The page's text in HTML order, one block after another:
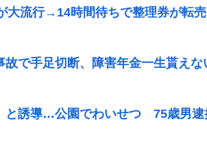
大流行→14時間待ちで整理券が転
で手足切断、障害年金一生貰えな
と誘導…公園でわいせつ 75歳男逮